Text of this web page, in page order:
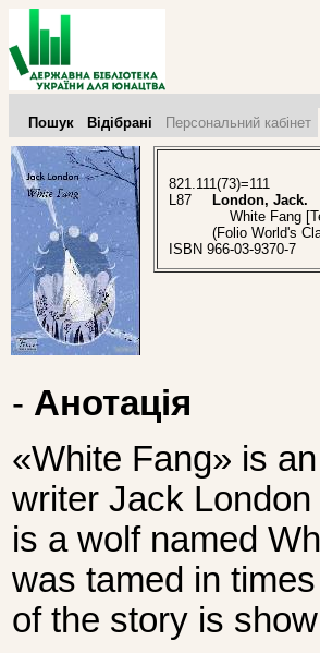
Пошук Відібрані Персональний кабінет
821.111(73)=111
L87
London, Jack.
White Fang
(Folio World's
ISBN 966-03-9370-7
- Анотація
«White Fang» is
writer Jack
is a wolf named
was tamed in
of the story is